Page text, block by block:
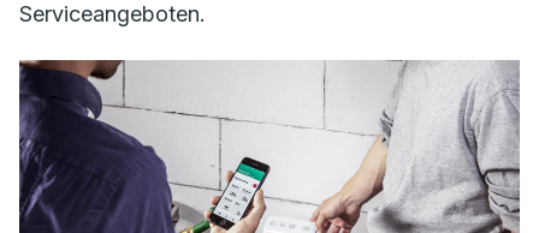
Serviceangeboten.